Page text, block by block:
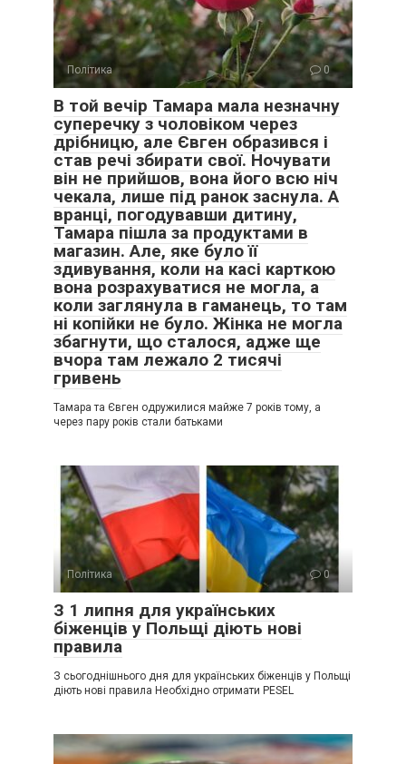
Політика 0
В той вечір Тамара мала незначну
суперечку з чоловіком через
дрібницю, але Євген образився і
став речі збирати свої. Ночувати
він не прийшов, вона його всю ніч
чекала, лише під ранок заснула. А
вранці, погодувавши дитину,
Тамара пішла за продуктами в
магазин. Але, яке було її
здивування, коли на касі карткою
вона розрахуватися не могла, а
коли заглянула в гаманець, то там
ні копійки не було. Жінка не могла
збагнути, що сталося, адже ще
вчора там лежало 2 тисячі
гривень
Тамара та Євген одружилися майже 7 років тому, а
через пару років стали батьками
Політика 0
З 1 липня для українських
біженців у Польщі діють нові
правила
З сьогоднішнього дня для українських біженців у Польщі
діють нові правила Необхідно отримати PESEL